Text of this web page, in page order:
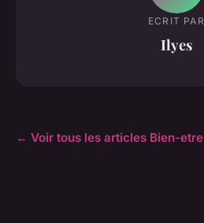
ECRIT PAR
Ilyes
← Voir tous les articles Bien-etre